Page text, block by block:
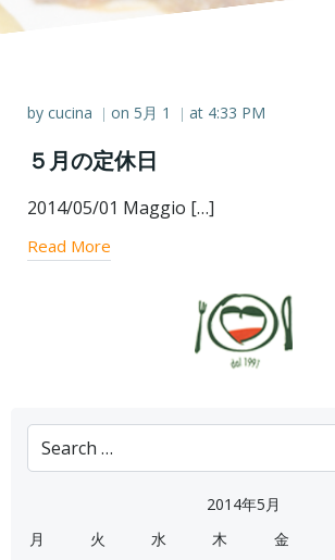
by cucina | on 5月 1 | at 4:33 PM
５月の定休日
2014/05/01 Maggio […]
Read More
Search
for:
2014年5月
月
火 水 木 金